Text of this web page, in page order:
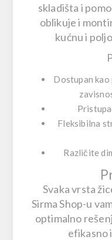
skladišta i
oblikuje i
kućnu i
Dostupan kao
Fleksibilna
Različite
Svaka vrsta
Sirma Shop-u
optimalno
efikasno